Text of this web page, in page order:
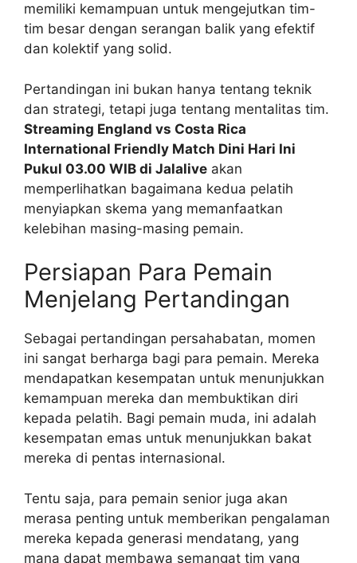
memiliki kemampuan untuk mengejutkan tim-
tim besar dengan serangan balik yang efektif
dan kolektif yang solid.
Pertandingan ini bukan hanya tentang teknik
dan strategi, tetapi juga tentang mentalitas tim.
Streaming England vs Costa Rica
International Friendly Match Dini Hari Ini
Pukul 03.00 WIB di Jalalive akan
memperlihatkan bagaimana kedua pelatih
menyiapkan skema yang memanfaatkan
kelebihan masing-masing pemain.
Persiapan Para Pemain
Menjelang Pertandingan
Sebagai pertandingan persahabatan, momen
ini sangat berharga bagi para pemain. Mereka
mendapatkan kesempatan untuk menunjukkan
kemampuan mereka dan membuktikan diri
kepada pelatih. Bagi pemain muda, ini adalah
kesempatan emas untuk menunjukkan bakat
mereka di pentas internasional.
Tentu saja, para pemain senior juga akan
merasa penting untuk memberikan pengalaman
mereka kepada generasi mendatang, yang
mana dapat membawa semangat tim yang